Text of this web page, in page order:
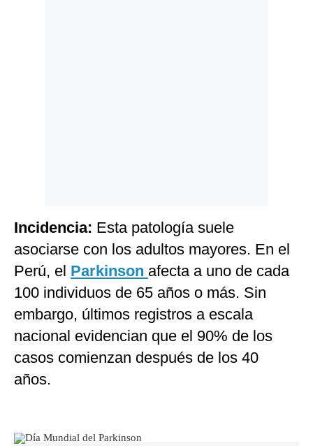
Incidencia: Esta patología suele
asociarse con los adultos mayores. En el
Perú, el Parkinson afecta a uno de cada
100 individuos de 65 años o más. Sin
embargo, últimos registros a escala
nacional evidencian que el 90% de los
casos comienzan después de los 40
años.